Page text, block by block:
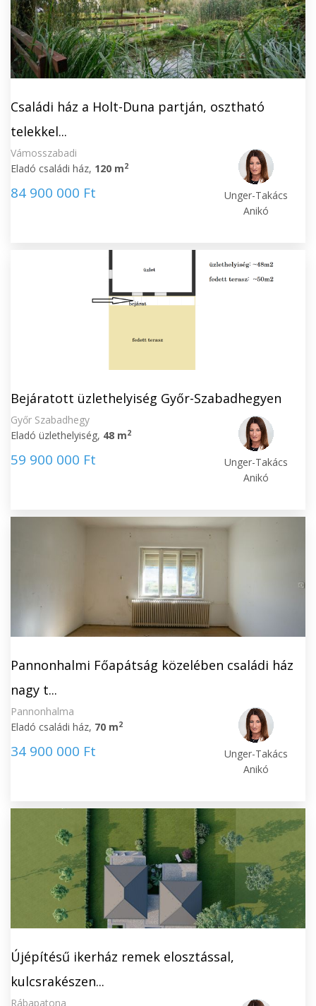
Családi ház a Holt-Duna partján, osztható
telekkel...
Vámosszabadi
Eladó családi ház, 120 m2
84 900 000 Ft
Unger-Takács
Anikó
Bejáratott üzlethelyiség Győr-Szabadhegyen
Győr Szabadhegy
Eladó üzlethelyiség, 48 m2
59 900 000 Ft
Unger-Takács
Anikó
Pannonhalmi Főapátság közelében családi ház
nagy t...
Pannonhalma
Eladó családi ház, 70 m2
34 900 000 Ft
Unger-Takács
Anikó
Újépítésű ikerház remek elosztással,
kulcsrakészen...
Rábapatona